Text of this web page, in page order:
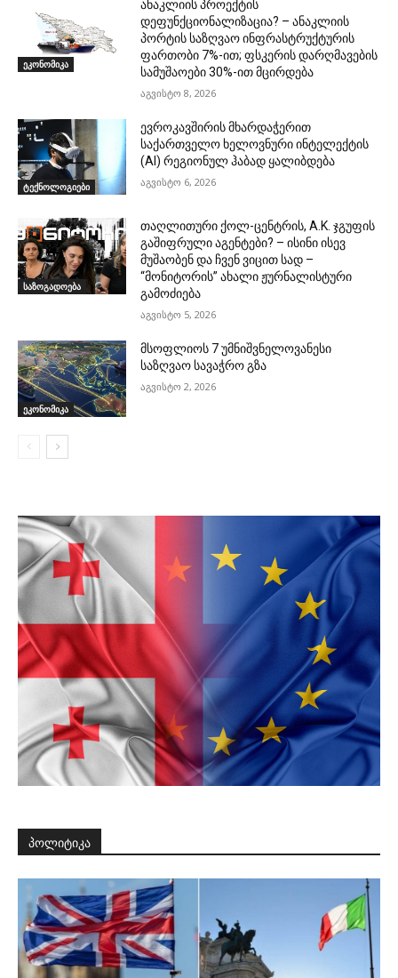
ეკონომიკა
ანაკლიის პროექტის
დეფუნქციონალიზაცია? – ანაკლიის
პორტის საზღვაო ინფრასტრუქტურის
ფართობი 7%-ით; ფსკერის დარღმავების
სამუშაოები 30%-ით მცირდება
აგვისტო 8, 2026
ტექნოლოგიები
ევროკავშირის მხარდაჭერით
საქართველო ხელოვნური ინტელექტის
(AI) რეგიონულ ჰაბად ყალიბდება
აგვისტო 6, 2026
საზოგადოება
თაღლითური ქოლ-ცენტრის, A.K. ჯგუფის
გაშიფრული აგენტები? – ისინი ისევ
მუშაობენ და ჩვენ ვიცით სად –
“მონიტორის” ახალი ჟურნალისტური
გამოძიება
აგვისტო 5, 2026
ეკონომიკა
მსოფლიოს 7 უმნიშვნელოვანესი
საზღვაო სავაჭრო გზა
აგვისტო 2, 2026
პოლიტიკა